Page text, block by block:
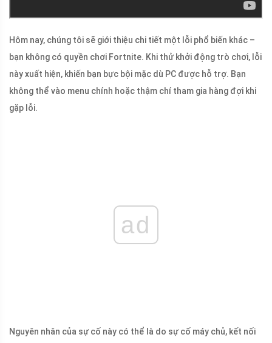
Hôm nay, chúng tôi sẽ giới thiệu chi tiết một lỗi phổ biến khác –
bạn không có quyền chơi Fortnite. Khi thử khởi động trò chơi, lỗi
này xuất hiện, khiến bạn bực bội mặc dù PC được hỗ trợ. Bạn
không thể vào menu chính hoặc thậm chí tham gia hàng đợi khi
gặp lỗi.
ad
Nguyên nhân của sự cố này có thể là do sự cố máy chủ, kết nối